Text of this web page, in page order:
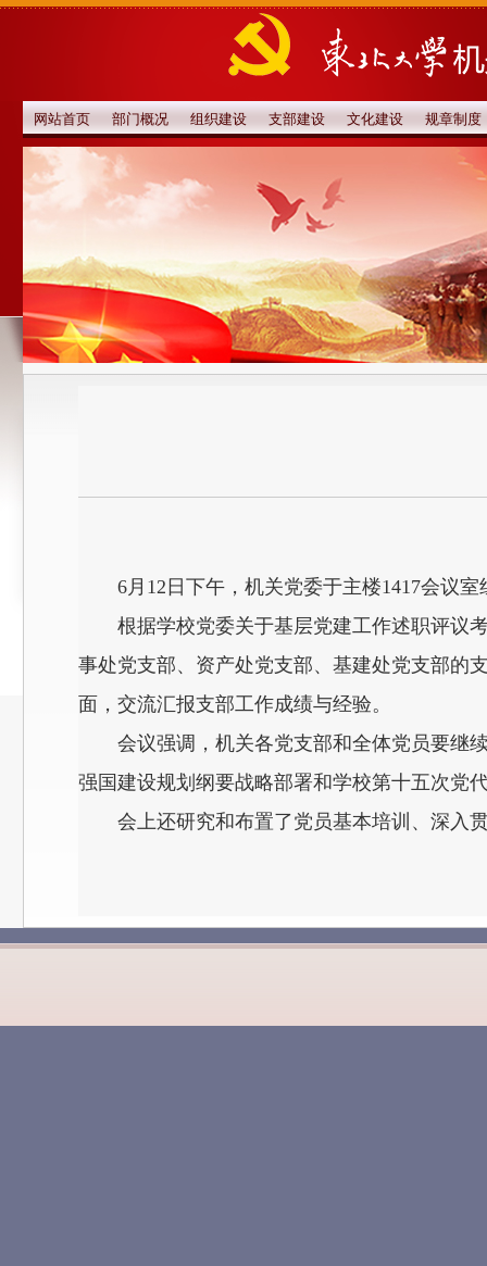
网站首页 部门概况 组织建设 支部建设 文化建设 规章制度
6月12日下午，机关党委于主楼1417会议
根据学校党委关于基层党建工作述职评议
事处党支部、资产处党支部、基建处党支部的
面，交流汇报支部工作成绩与经验。
会议强调，机关各党支部和全体党员要继
强国建设规划纲要战略部署和学校第十五次党
会上还研究和布置了党员基本培训、深入